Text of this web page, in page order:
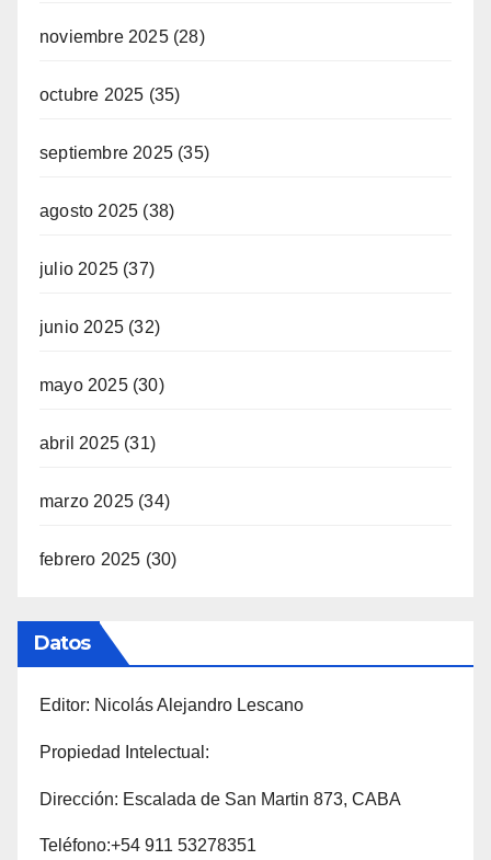
noviembre 2025(28)
octubre 2025 (35)
septiembre 2025 (35)
agosto 2025 (38)
julio 2025 (37)
junio 2025 (32)
mayo 2025(30)
abril 2025 (31)
marzo 2025 (34)
febrero 2025 (30)
Datos
Editor: Nicolás Alejandro Lescano
Propiedad Intelectual:
Dirección: Escalada de San Martin 873, CABA
Teléfono:+54 911 53278351